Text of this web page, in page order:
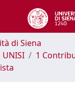
di Siena
UNISI
1